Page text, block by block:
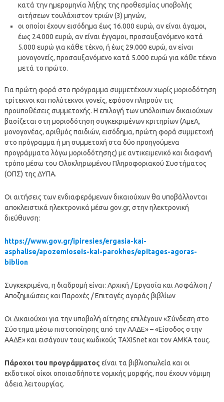
κατά την ημερομηνία λήξης της προθεσμίας υποβολής
αιτήσεων τουλάχιστον τριών (3) μηνών,
οι οποίοι έχουν εισόδημα έως 16.000 ευρώ, αν είναι άγαμοι,
έως 24.000 ευρώ, αν είναι έγγαμοι, προσαυξανόμενο κατά
5.000 ευρώ για κάθε τέκνο, ή έως 29.000 ευρώ, αν είναι
μονογονείς, προσαυξανόμενο κατά 5.000 ευρώ για κάθε τέκνο
μετά το πρώτο.
Για πρώτη φορά στο πρόγραμμα συμμετέχουν χωρίς μοριοδότηση
τρίτεκνοι και πολύτεκνοι γονείς, εφόσον πληρούν τις
προϋποθέσεις συμμετοχής. Η επιλογή των υπόλοιπων δικαιούχων
βασίζεται στη μοριοδότηση συγκεκριμένων κριτηρίων (ΑμεΑ,
μονογονέας, αριθμός παιδιών, εισόδημα, πρώτη φορά συμμετοχή
στο πρόγραμμα ή μη συμμετοχή στα δύο προηγούμενα
προγράμματα λόγω μοριοδότησης) με αντικειμενικό και διαφανή
τρόπο μέσω του Ολοκληρωμένου Πληροφοριακού Συστήματος
(ΟΠΣ) της ΔΥΠΑ.
Οι αιτήσεις των ενδιαφερόμενων δικαιούχων θα υποβάλλονται
αποκλειστικά ηλεκτρονικά μέσω gov.gr, στην ηλεκτρονική
διεύθυνση:
https://www.gov.gr/ipiresies/ergasia-kai-
asphalise/apozemioseis-kai-parokhes/epitages-agoras-
biblion
Συγκεκριμένα, η διαδρομή είναι: Αρχική / Εργασία και Ασφάλιση /
Αποζημιώσεις και Παροχές / Επιταγές αγοράς βιβλίων
Οι Δικαιούχοι για την υποβολή αίτησης επιλέγουν «Σύνδεση στο
Σύστημα μέσω πιστοποίησης από την ΑΑΔΕ» – «Είσοδος στην
ΑΑΔΕ» και εισάγουν τους κωδικούς TAXISnet και τον ΑΜΚΑ τους.
Πάροχοι του προγράμματος είναι τα βιβλιοπωλεία και οι
εκδοτικοί οίκοι οποιασδήποτε νομικής μορφής, που έχουν νόμιμη
άδεια λειτουργίας.